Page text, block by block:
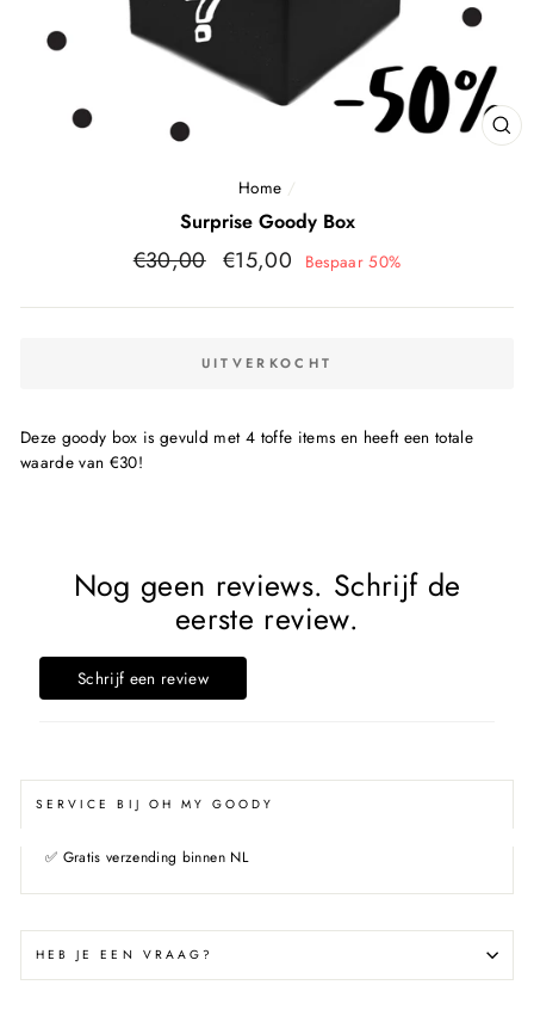
Home /
Surprise Goody Box
Normale
€30,00
Sale
€15,00 Bespaar 50%
UITVERKOCHT
Deze goody box is gevuld met 4 toffe items en heeft een totale
waarde van €30!
Nog geen reviews. Schrijf de
eerste review.
Schrijf een review
SERVICE BIJ OH MY GOODY
✅ Gratis verzending binnen NL
HEB JE EEN VRAAG?